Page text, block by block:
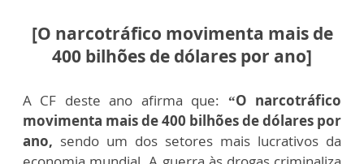
[O narcotráfico movimenta mais de
400 bilhões de dólares por ano]
A CF deste ano afirma que: “O narcotráfico
movimenta mais de 400 bilhões de dólares por
ano, sendo um dos setores mais lucrativos da